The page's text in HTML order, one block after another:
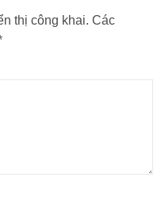
thị công khai. Các